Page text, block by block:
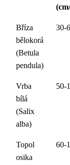
Bříza
bělokorá
(Betula
pendula)
30-
Vrba
bílá
(Salix
alba)
50-
Topol
osika
60-